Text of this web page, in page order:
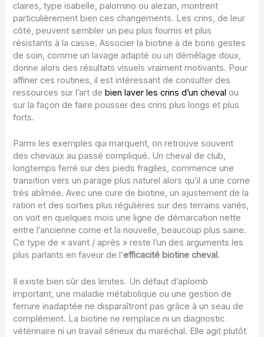
claires, type isabelle, palomino ou alezan, montrent
particulièrement bien ces changements. Les crins, de leur
côté, peuvent sembler un peu plus fournis et plus
résistants à la casse. Associer la biotine à de bons gestes
de soin, comme un lavage adapté ou un démêlage doux,
donne alors des résultats visuels vraiment motivants. Pour
affiner ces routines, il est intéressant de consulter des
ressources sur l’art debien laver les crins d’un cheval ou
sur la façon de faire pousser des crins plus longs et plus
forts.
Parmi les exemples qui marquent, on retrouve souvent
des chevaux au passé compliqué. Un cheval de club,
longtemps ferré sur des pieds fragiles, commence une
transition vers un parage plus naturel alors qu’il a une corne
très abîmée. Avec une cure de biotine, un ajustement de la
ration et des sorties plus régulières sur des terrains variés,
on voit en quelques mois une ligne de démarcation nette
entre l’ancienne corne et la nouvelle, beaucoup plus saine.
Ce type de « avant / après » reste l’un des arguments les
plus parlants en faveur de l’efficacité biotine cheval .
Il existe bien sûr des limites. Un défaut d’aplomb
important, une maladie métabolique ou une gestion de
ferrure inadaptée ne disparaîtront pas grâce à un seau de
complément. La biotine ne remplace ni un diagnostic
vétérinaire ni un travail sérieux du maréchal. Elle agit plutôt